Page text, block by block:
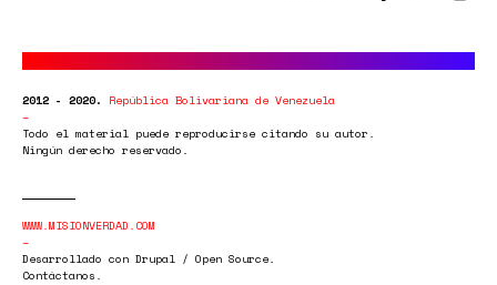
2012 - 2020. República Bolivariana de Venezuela
Todo el material puede reproducirse citando su autor.
Ningún derecho reservado.
WWW.MISIONVERDAD.COM
Desarrollado con Drupal / Open Source.
Contáctanos.